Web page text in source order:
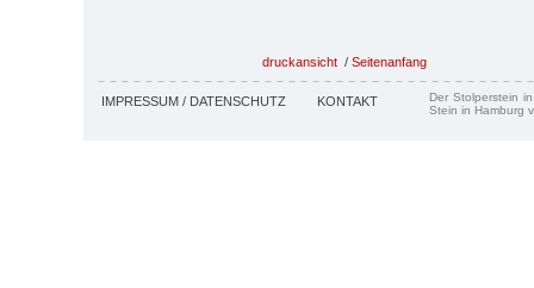
druckansicht / Seitenanfang
IMPRESSUM / DATENSCHUTZ KONTAKT
Der Stolperstein
Stein in Hamburg